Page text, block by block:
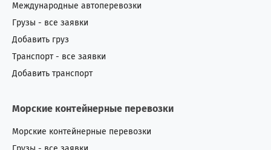
Международные автоперевозки
Грузы - все заявки
Добавить груз
Транспорт - все заявки
Добавить транспорт
Морские контейнерные перевозки
Морские контейнерные перевозки